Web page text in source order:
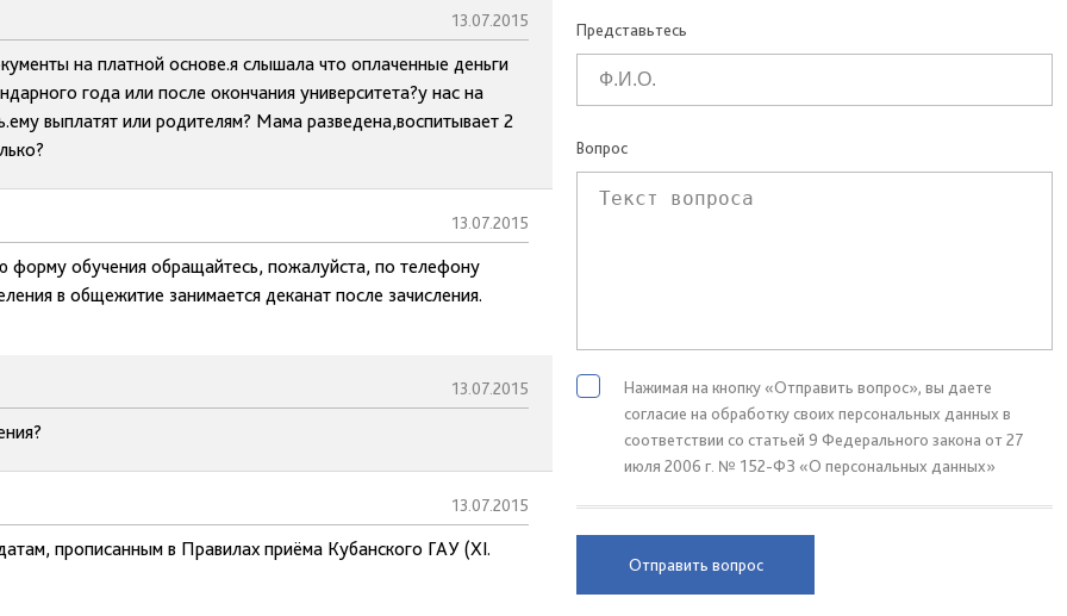
13.07.2015
на платной основе.я слышала что оплаченные деньги
года или после окончания университета?у нас на
выплатят или родителям? Мама разведена,воспитывает 2
13.07.2015
обучения обращайтесь, пожалуйста, по телефону
в общежитие занимается деканат после зачисления.
13.07.2015
13.07.2015
прописанным в Правилах приёма Кубанского ГАУ (XI.
Представьтесь
Вопрос
Нажимая на кнопку «Отправить вопрос», вы даете
согласие на обработку своих персональных данных в
соответствии со статьей 9 Федерального закона от 27
июля 2006 г. № 152-ФЗ «О персональных данных»
Отправить вопрос